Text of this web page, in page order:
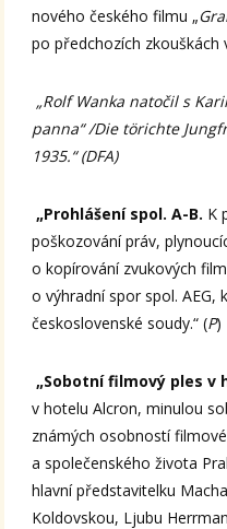
nového českého filmu „
po předchozích zkouškách
„Rolf Wanka natočil s
panna“ /Die törichte
1935.“ (DFA)
„Prohlášení spol. A-B. K
poškozování práv,
o kopírování zvukových
o výhradní spor spol.
československé soudy.“ (P)
„Sobotní filmový ples v
v hotelu Alcron, minulou
známých osobností
a společenského života
hlavní představitelku
Koldovskou, Ljubu